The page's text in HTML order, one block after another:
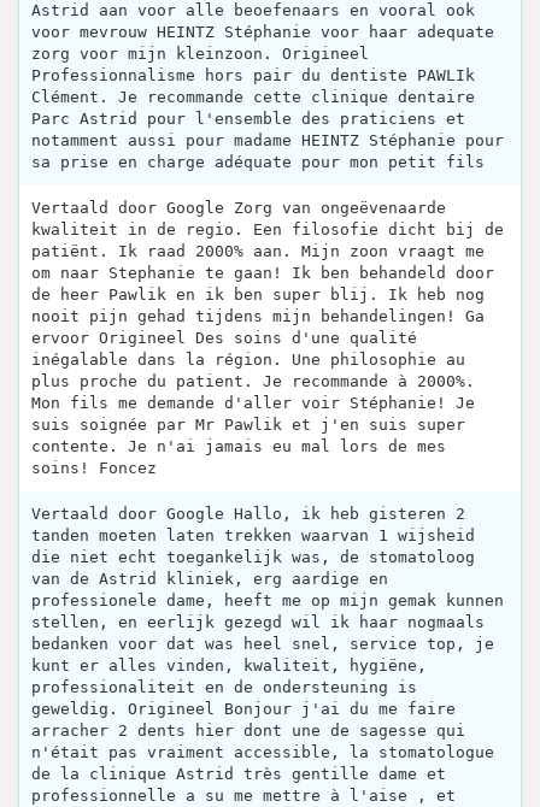
Astrid aan voor alle beoefenaars en vooral ook
voor mevrouw HEINTZ Stéphanie voor haar adequate
zorg voor mijn kleinzoon. Origineel
Professionnalisme hors pair du dentiste PAWLIk
Clément. Je recommande cette clinique dentaire
Parc Astrid pour l'ensemble des praticiens et
notamment aussi pour madame HEINTZ Stéphanie pour
sa prise en charge adéquate pour mon petit fils
Vertaald door Google Zorg van ongeëvenaarde
kwaliteit in de regio. Een filosofie dicht bij de
patiënt. Ik raad 2000% aan. Mijn zoon vraagt ​​me
om naar Stephanie te gaan! Ik ben behandeld door
de heer Pawlik en ik ben super blij. Ik heb nog
nooit pijn gehad tijdens mijn behandelingen! Ga
ervoor Origineel Des soins d'une qualité
inégalable dans la région. Une philosophie au
plus proche du patient. Je recommande à 2000%.
Mon fils me demande d'aller voir Stéphanie! Je
suis soignée par Mr Pawlik et j'en suis super
contente. Je n'ai jamais eu mal lors de mes
soins! Foncez
Vertaald door Google Hallo, ik heb gisteren 2
tanden moeten laten trekken waarvan 1 wijsheid
die niet echt toegankelijk was, de stomatoloog
van de Astrid kliniek, erg aardige en
professionele dame, heeft me op mijn gemak kunnen
stellen, en eerlijk gezegd wil ik haar nogmaals
bedanken voor dat was heel snel, service top, je
kunt er alles vinden, kwaliteit, hygiëne,
professionaliteit en de ondersteuning is
geweldig. Origineel Bonjour j'ai du me faire
arracher 2 dents hier dont une de sagesse qui
n'était pas vraiment accessible, la stomatologue
de la clinique Astrid très gentille dame et
professionnelle a su me mettre à l'aise , et